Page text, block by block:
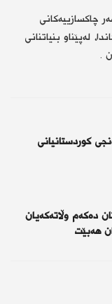
لەپێناو بنیاتنانی
.
کوردستانیانی
دەکەم وڵاتەكەیان
هەبێت